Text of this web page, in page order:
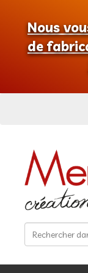
Nous
de